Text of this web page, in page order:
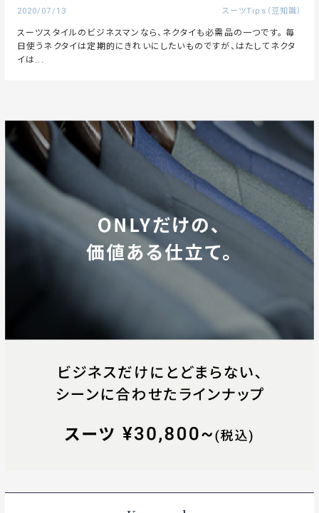
2020/07/13 スーツTips（豆知識）
スーツスタイルのビジネスマンなら、ネクタイも必需品の一つです。 毎
日使うネクタイは定期的にきれいにしたいものですが、はたしてネクタ
イは...